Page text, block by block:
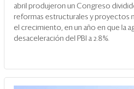
abril produjeron un Congreso
reformas estructurales y proyectos
el crecimiento, en un año en que la
desaceleración del PBI a 2.8%.